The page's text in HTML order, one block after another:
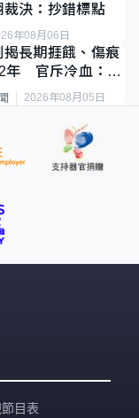
決：抄錯標點
年08月06日
長期捱餓、傷痕
年 官斥冷血：同
2026年08月05日
目表